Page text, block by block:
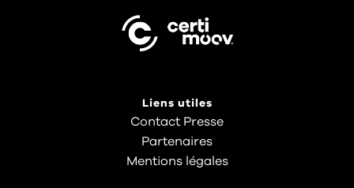
Liens utiles
Contact Presse
Partenaires
Mentions légales